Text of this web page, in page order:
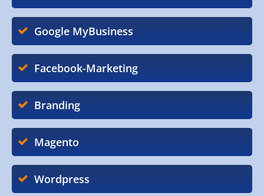
Google MyBusiness
Facebook-Marketing
Branding
Magento
Wordpress